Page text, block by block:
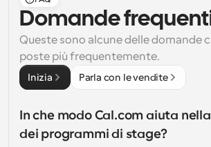
Domande
Queste sono alcune delle domande
poste più frequentemente.
Inizia Parla con le vendite
In che modo Cal.com aiuta
dei programmi di stage?